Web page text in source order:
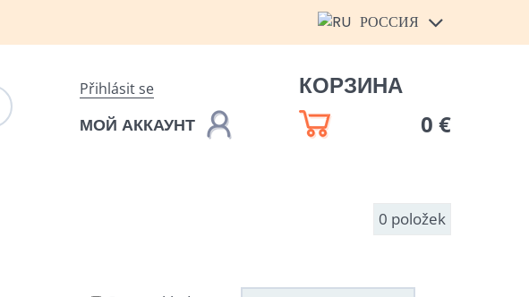
РОССИЯ
Přihlásit se
МОЙ АККАУНТ
КОРЗИНА
0 €
0 položek